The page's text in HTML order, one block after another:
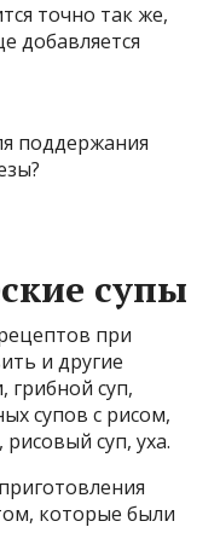
точно так же,
добавляется
супы
при
и другие
суп,
супов с рисом,
суп, уха.
которые были